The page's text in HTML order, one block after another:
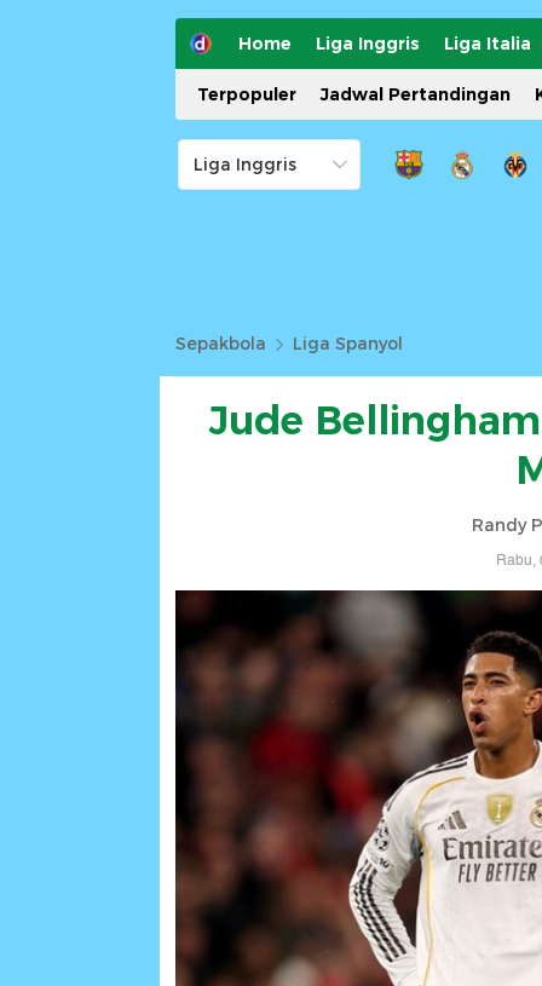
Home Liga Inggris Liga Italia
Terpopuler Jadwal Pertandingan
Sepakbola Liga Spanyol
Jude
Randy
Rabu,